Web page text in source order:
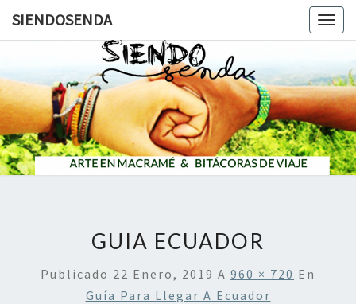
SIENDOSENDA
GUIA ECUADOR
Publicado 22 Enero, 2019 A 960 × 720 En
Guía Para Llegar A Ecuador